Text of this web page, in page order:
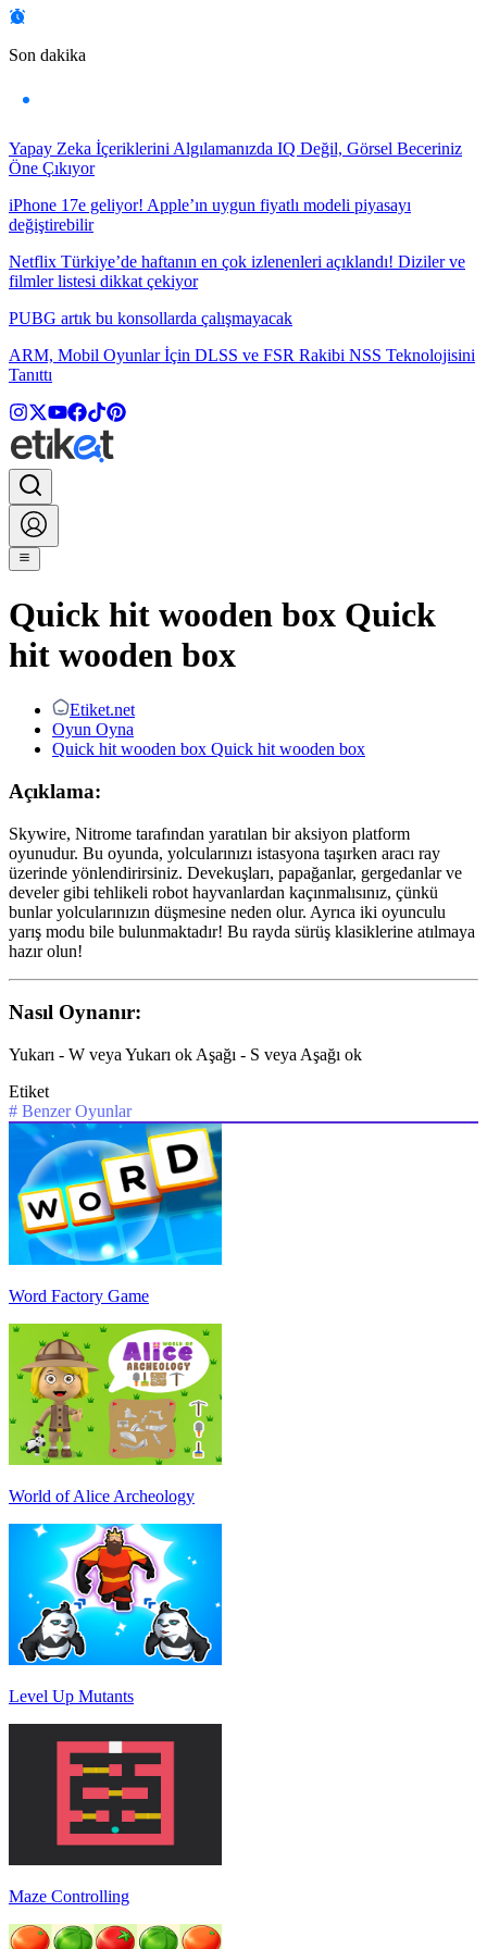
Son dakika
Yapay Zeka İçeriklerini Algılamanızda IQ Değil, Görsel Beceriniz
Öne Çıkıyor
iPhone 17e geliyor! Apple’ın uygun fiyatlı modeli piyasayı
değiştirebilir
Netflix Türkiye’de haftanın en çok izlenenleri açıklandı! Diziler ve
filmler listesi dikkat çekiyor
PUBG artık bu konsollarda çalışmayacak
ARM, Mobil Oyunlar İçin DLSS ve FSR Rakibi NSS Teknolojisini
Tanıttı
Quick hit wooden box Quick
hit wooden box
Etiket.net
Oyun Oyna
Quick hit wooden box Quick hit wooden box
Açıklama:
Skywire, Nitrome tarafından yaratılan bir aksiyon platform
oyunudur. Bu oyunda, yolcularınızı istasyona taşırken aracı ray
üzerinde yönlendirirsiniz. Devekuşları, papağanlar, gergedanlar ve
develer gibi tehlikeli robot hayvanlardan kaçınmalısınız, çünkü
bunlar yolcularınızın düşmesine neden olur. Ayrıca iki oyunculu
yarış modu bile bulunmaktadır! Bu rayda sürüş klasiklerine atılmaya
hazır olun!
Nasıl Oynanır:
Yukarı - W veya Yukarı ok Aşağı - S veya Aşağı ok
Etiket
# Benzer Oyunlar
Word Factory Game
World of Alice Archeology
Level Up Mutants
Maze Controlling